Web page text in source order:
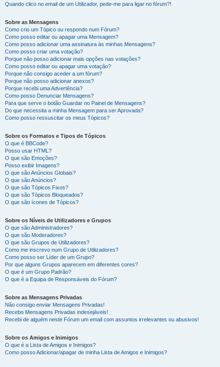
Quando clico no email de um Utilizador, pede-me para ligar no fórum?!
Sobre as Mensagens
Como crio um Tópico ou respondo num Fórum?
Como posso editar ou apagar uma Mensagem?
Como posso adicionar uma assinatura às minhas Mensagens?
Como posso criar uma votação?
Porque não posso adicionar mais opções nas votações?
Como posso editar ou apagar uma votação?
Porque não consigo aceder a um fórum?
Porque não posso adicionar anexos?
Porque recebi uma Advertência?
Como posso Denunciar Mensagens?
Para que serve o botão Guardar no Painel de Mensagens?
Do que necessita a minha Mensagem para ser Aprovada?
Como posso ressuscitar os meus Tópicos?
Sobre os Formatos e Tipos de Tópicos
O que é BBCode?
Posso usar HTML?
O que são Emoções?
Posso exibir Imagens?
O que são Anúncios Globais?
O que são Anúncios?
O que são Tópicos Fixos?
O que são Tópicos Bloqueados?
O que são ícones de Tópicos?
Sobre os Níveis de Utilizadores e Grupos
O que são Administradores?
O que são Moderadores?
O que são Grupos de Utilizadores?
Como me inscrevo num Grupo de Utilizadores?
Como posso ser Líder de um Grupo?
Por que alguns Grupos aparecem em diferentes cores?
O que é um Grupo Padrão?
O que é a Equipa de Responsáveis do Fórum?
Sobre as Mensagens Privadas
Não consigo enviar Mensagens Privadas!
Recebo Mensagens Privadas indesejáveis!
Recebi de alguém neste Fórum um email com assuntos irrelevantes ou abusivos!
Sobre os Amigos e Inimigos
O que é a Lista de Amigos e Inimigos?
Como posso Adicionar/apagar de minha Lista de Amigos e Inimigos?